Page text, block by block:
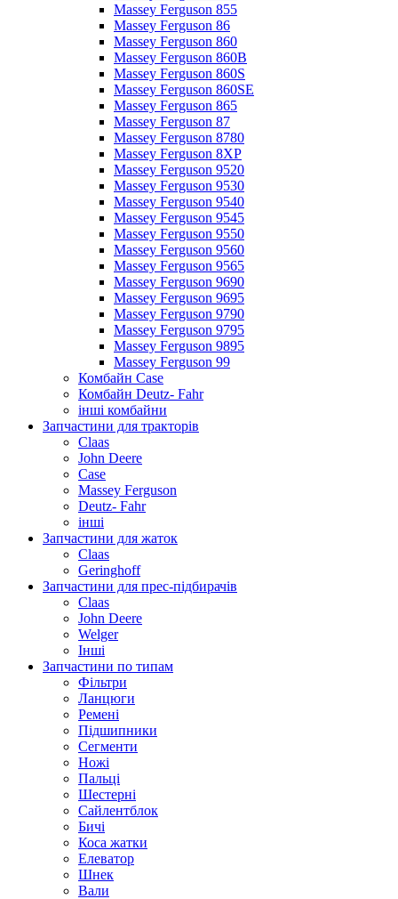
Massey Ferguson 855
Massey Ferguson 86
Massey Ferguson 860
Massey Ferguson 860B
Massey Ferguson 860S
Massey Ferguson 860SE
Massey Ferguson 865
Massey Ferguson 87
Massey Ferguson 8780
Massey Ferguson 8XP
Massey Ferguson 9520
Massey Ferguson 9530
Massey Ferguson 9540
Massey Ferguson 9545
Massey Ferguson 9550
Massey Ferguson 9560
Massey Ferguson 9565
Massey Ferguson 9690
Massey Ferguson 9695
Massey Ferguson 9790
Massey Ferguson 9795
Massey Ferguson 9895
Massey Ferguson 99
Комбайн Case
Комбайн Deutz- Fahr
інші комбайни
Запчастини для тракторів
Claas
John Deere
Case
Massey Ferguson
Deutz- Fahr
інші
Запчастини для жаток
Claas
Geringhoff
Запчастини для прес-підбирачів
Claas
John Deere
Welger
Інші
Запчастини по типам
Фільтри
Ланцюги
Ремені
Підшипники
Сегменти
Ножі
Пальці
Шестерні
Сайлентблок
Бичі
Коса жатки
Елеватор
Шнек
Вали